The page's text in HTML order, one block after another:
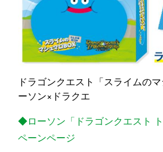
ドラゴンクエスト「スライムの
ーソン×ドラクエ
◆ローソン「ドラゴンクエスト
ペーンページ